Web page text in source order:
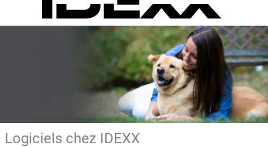
Logiciels chez IDEXX